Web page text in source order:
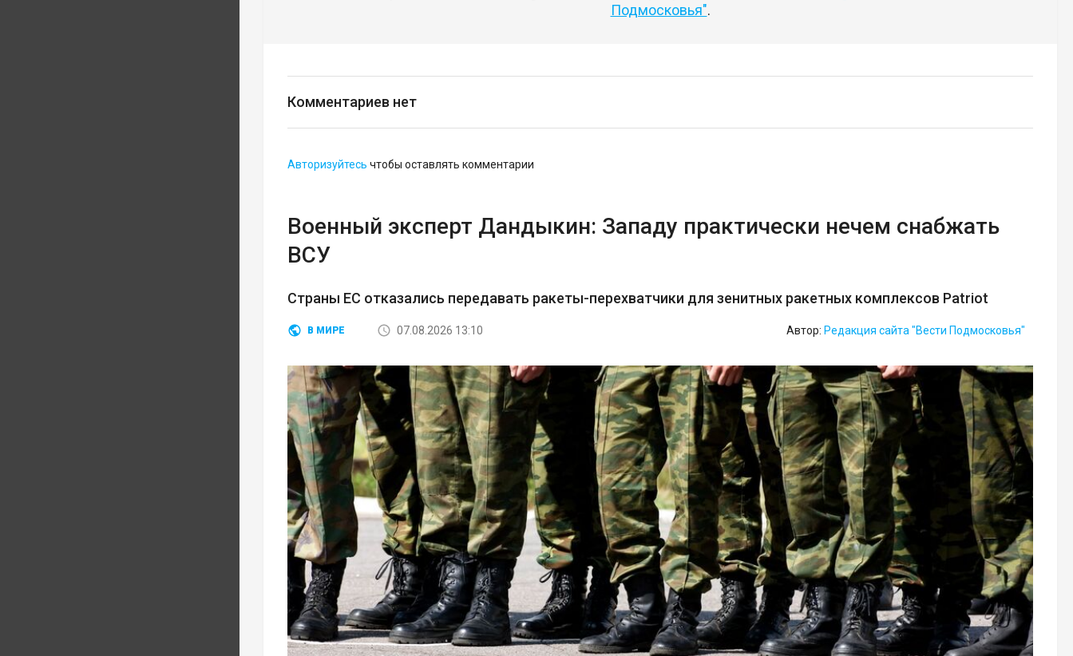
Подмосковья".
Комментариев нет
Авторизуйтесь чтобы оставлять комментарии
Военный эксперт Дандыкин: Западу практически нечем снабжать
ВСУ
Страны ЕС отказались передавать ракеты-перехватчики для зенитных ракетных комплексов Patriot
В МИРЕ 07.08.2026 13:10 Автор: Редакция сайта "Вести Подмосковья"